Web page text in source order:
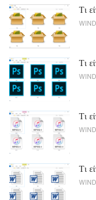
Τι
Τι
Τι
Τι